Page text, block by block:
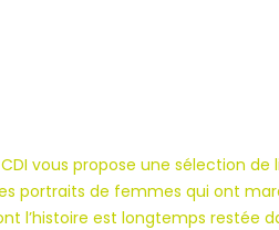
vous propose une sélection
portraits de femmes qui ont
l’histoire est longtemps restée